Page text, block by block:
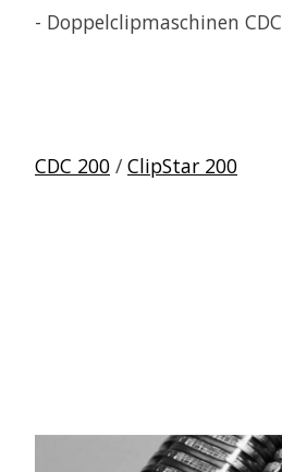
- Doppelclipmaschinen
CDC 200 / ClipStar 200